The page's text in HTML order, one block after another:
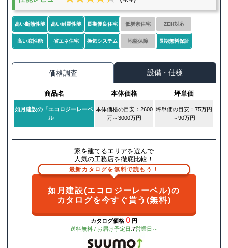
高い断熱性能 高い耐震性能 長期優良住宅 低炭素住宅 ZEH対応
高い窓性能 省エネ住宅 換気システム 地盤保障 長期無料保証
価格調査 設備・仕様
商品名 本体価格 坪単価
如月建設の「エコロジーレーベ
ル」
本体価格の目安：2600
万～3000万円
坪単価の目安：75万円
～90万円
家を建てるエリアを選んで
人気の工務店を徹底比較！
最新カタログを無料で読もう！
如月建設(エコロジーレーベル)の
カタログを今すぐ貰う(無料)
カタログ価格 ０ 円
送料無料 / お届け予定日:7営業日～